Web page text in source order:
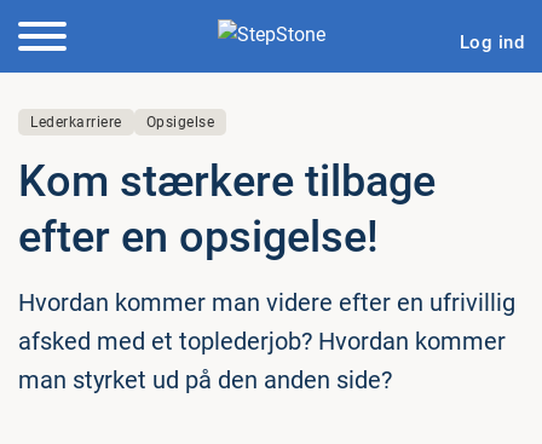
Log ind
Lederkarriere Opsigelse
Kom stærkere tilbage
efter en opsigelse!
Hvordan kommer man videre efter en ufrivillig
afsked med et toplederjob? Hvordan kommer
man styrket ud på den anden side?